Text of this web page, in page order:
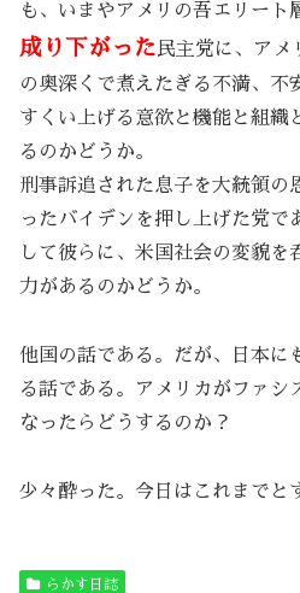
も、いまやアメリの吾エリート
成り下がった 民主党に、アメ
の奥深くで煮えたぎる不満、不
すくい上げる意欲と機能と組織
るのかどうか。
刑事訴追された息子を大統領の
ったバイデンを押し上げた党で
して彼らに、米国社会の変貌を
力があるのかどうか。
他国の話である。だが、日本に
る話である。アメリカがファシ
なったらどうするのか？
少々酔った。今日はこれまでと
らかす日誌